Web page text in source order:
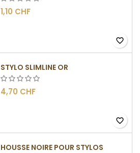
1,10 CHF
favorite_border
STYLO SLIMLINE OR
4,70 CHF
favorite_border
HOUSSE NOIRE POUR STYLOS